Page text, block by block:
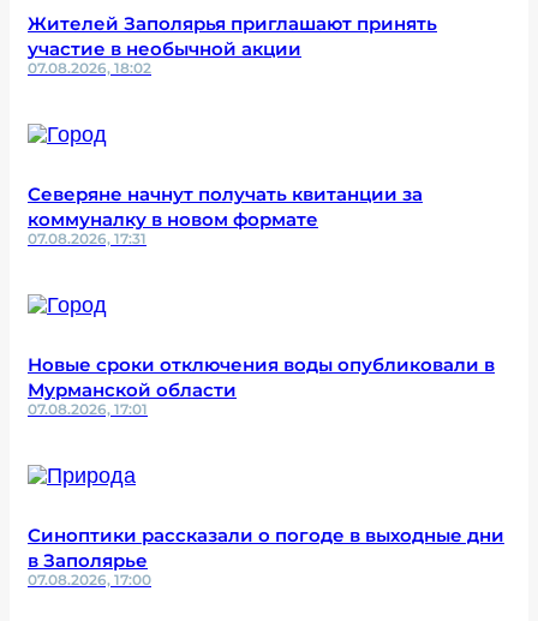
Жителей Заполярья приглашают принять
участие в необычной акции
07.08.2026, 18:02
Северяне начнут получать квитанции за
коммуналку в новом формате
07.08.2026, 17:31
Новые сроки отключения воды опубликовали в
Мурманской области
07.08.2026, 17:01
Синоптики рассказали о погоде в выходные дни
в Заполярье
07.08.2026, 17:00